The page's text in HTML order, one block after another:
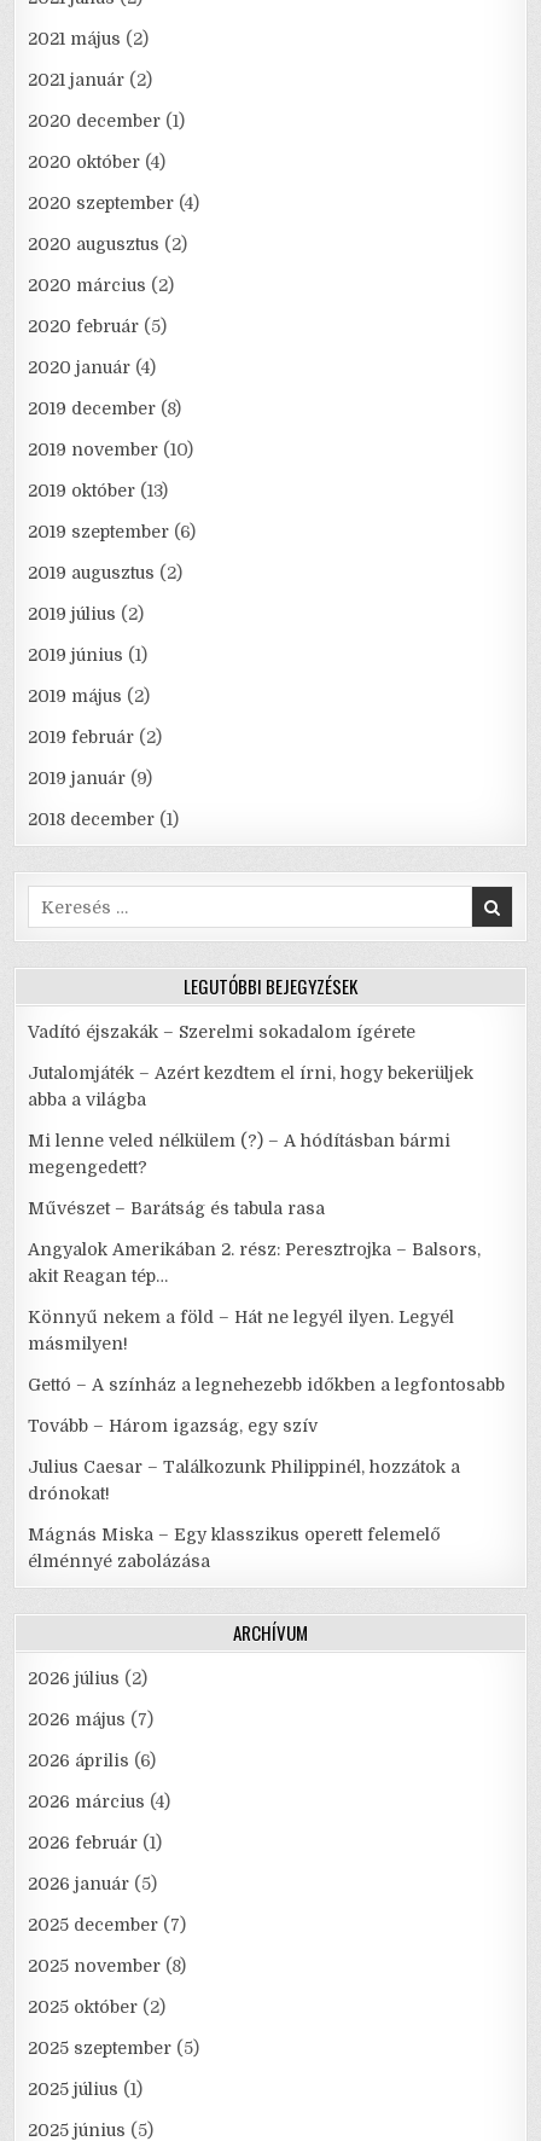
2021 május (2)
2021 január (2)
2020 december (1)
2020 október (4)
2020 szeptember (4)
2020 augusztus (2)
2020 március (2)
2020 február (5)
2020 január (4)
2019 december (8)
2019 november (10)
2019 október (13)
2019 szeptember (6)
2019 augusztus (2)
2019 július (2)
2019 június (1)
2019 május (2)
2019 február (2)
2019 január (9)
2018 december (1)
Search
for:
LEGUTÓBBI BEJEGYZÉSEK
Vadító éjszakák – Szerelmi sokadalom ígérete
Jutalomjáték – Azért kezdtem el írni, hogy bekerüljek
abba a világba
Mi lenne veled nélkülem (?) – A hódításban bármi
megengedett?
Művészet – Barátság és tabula rasa
Angyalok Amerikában 2. rész: Peresztrojka – Balsors,
akit Reagan tép…
Könnyű nekem a föld – Hát ne legyél ilyen. Legyél
másmilyen!
Gettó – A színház a legnehezebb időkben a legfontosabb
Tovább – Három igazság, egy szív
Julius Caesar – Találkozunk Philippinél, hozzátok a
drónokat!
Mágnás Miska – Egy klasszikus operett felemelő
élménnyé zabolázása
ARCHÍVUM
2026 július (2)
2026 május (7)
2026 április (6)
2026 március (4)
2026 február (1)
2026 január (5)
2025 december (7)
2025 november (8)
2025 október (2)
2025 szeptember (5)
2025 július (1)
2025 június (5)